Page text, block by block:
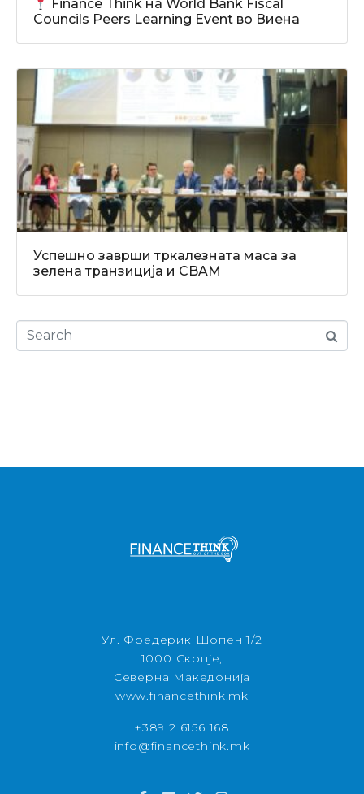
Finance Think на World Bank Fiscal
Councils Peers Learning Event во Виена
Успешно заврши тркалезната маса за
зелена транзиција и CBAM
Ул. Фредерик Шопен 1/2
1000 Скопје,
Северна Македонија
www.financethink.mk
+389 2 6156 168
info@financethink.mk